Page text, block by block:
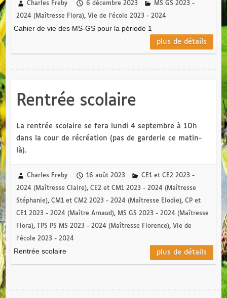
Charles Freby 6 décembre 2023 MS GS 2023 -
2024 (Maîtresse Flora), Vie de l'école 2023 - 2024
Cahier de vie des MS-GS pour la période 1
plus de détails
Rentrée scolaire
La rentrée scolaire se fera lundi 4 septembre à 10h
dans la cour de récréation (pas de garderie ce matin-
là).
Charles Freby 16 août 2023 CE1 et CE2 2023 -
2024 (Maîtresse Claire), CE2 et CM1 2023 - 2024 (Maîtresse
Stéphanie), CM1 et CM2 2023 - 2024 (Maîtresse Elodie), CP et
CE1 2023 - 2024 (Maître Arnaud), MS GS 2023 - 2024 (Maîtresse
Flora), TPS PS MS 2023 - 2024 (Maîtresse Florence), Vie de
l'école 2023 - 2024
Rentrée scolaire plus de détails